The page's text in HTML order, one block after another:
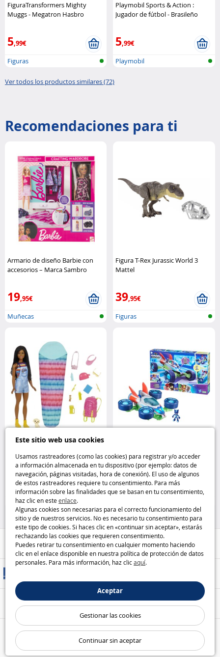
Este sitio web usa cookies
Usamos rastreadores (como las cookies) para registrar y/o acceder
a información almacenada en tu dispositivo (por ejemplo: datos de
navegación, páginas visitadas, hora de conexión). El uso de algunos
de estos rastreadores requiere tu consentimiento. Para más
información sobre las finalidades que se basan en tu consentimiento,
haz clic en esteenlace.
Algunas cookies son necesarias para el correcto funcionamiento del
sitio y de nuestros servicios. No es necesario tu consentimiento para
este tipo de cookies. Si haces clic en «continuar sin aceptar», estarás
rechazando las cookies que requieren consentimiento.
Puedes retirar tu consentimiento en cualquier momento haciendo
clic en el enlace disponible en nuestra política de protección de datos
personales. Para más información, haz clicaquí.
Aceptar
Gestionar las cookies
Continuar sin aceptar
FiguraTransformers Mighty
Muggs - Megatron Hasbro
5,99€
Figuras
Playmobil Sports & Action :
Jugador de fútbol - Brasileño
5,99€
Playmobil
Ver todos los productos similares (72)
Recomendaciones para ti
Armario de diseño Barbie con
accesorios – Marca Sambro
19,95€
Muñecas
Figura T-Rex Jurassic World 3
Mattel
39,95€
Figuras
Barbie Familia –Camping con
accesorios Barbie
16,99€
Barbie
Masks Hasbro
26,99€
Ayuda / Contacto
Pago seguro
Nuestras garantías